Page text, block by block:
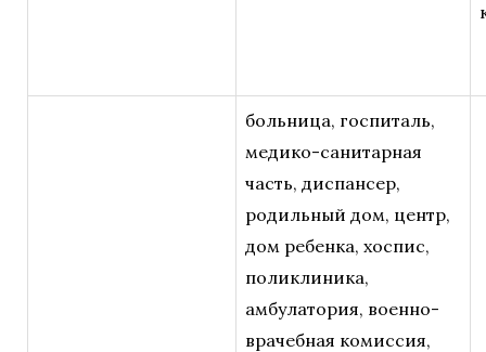
больница, госпиталь,
медико-санитарная
часть, диспансер,
родильный дом, центр,
дом ребенка, хоспис,
поликлиника,
амбулатория, военно-
врачебная комиссия,